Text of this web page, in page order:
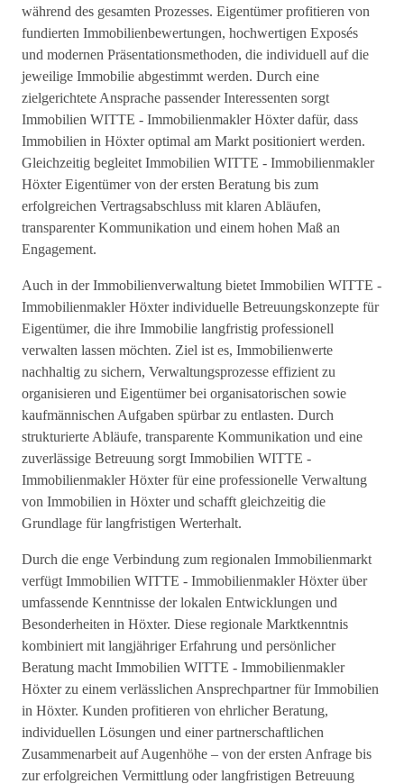
während des gesamten Prozesses. Eigentümer profitieren von
fundierten Immobilienbewertungen, hochwertigen Exposés
und modernen Präsentationsmethoden, die individuell auf die
jeweilige Immobilie abgestimmt werden. Durch eine
zielgerichtete Ansprache passender Interessenten sorgt
Immobilien WITTE - Immobilienmakler Höxter dafür, dass
Immobilien in Höxter optimal am Markt positioniert werden.
Gleichzeitig begleitet Immobilien WITTE - Immobilienmakler
Höxter Eigentümer von der ersten Beratung bis zum
erfolgreichen Vertragsabschluss mit klaren Abläufen,
transparenter Kommunikation und einem hohen Maß an
Engagement.
Auch in der Immobilienverwaltung bietet Immobilien WITTE -
Immobilienmakler Höxter individuelle Betreuungskonzepte für
Eigentümer, die ihre Immobilie langfristig professionell
verwalten lassen möchten. Ziel ist es, Immobilienwerte
nachhaltig zu sichern, Verwaltungsprozesse effizient zu
organisieren und Eigentümer bei organisatorischen sowie
kaufmännischen Aufgaben spürbar zu entlasten. Durch
strukturierte Abläufe, transparente Kommunikation und eine
zuverlässige Betreuung sorgt Immobilien WITTE -
Immobilienmakler Höxter für eine professionelle Verwaltung
von Immobilien in Höxter und schafft gleichzeitig die
Grundlage für langfristigen Werterhalt.
Durch die enge Verbindung zum regionalen Immobilienmarkt
verfügt Immobilien WITTE - Immobilienmakler Höxter über
umfassende Kenntnisse der lokalen Entwicklungen und
Besonderheiten in Höxter. Diese regionale Marktkenntnis
kombiniert mit langjähriger Erfahrung und persönlicher
Beratung macht Immobilien WITTE - Immobilienmakler
Höxter zu einem verlässlichen Ansprechpartner für Immobilien
in Höxter. Kunden profitieren von ehrlicher Beratung,
individuellen Lösungen und einer partnerschaftlichen
Zusammenarbeit auf Augenhöhe – von der ersten Anfrage bis
zur erfolgreichen Vermittlung oder langfristigen Betreuung